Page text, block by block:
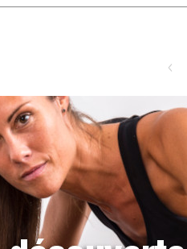
retour veineux et relaxation... et bien